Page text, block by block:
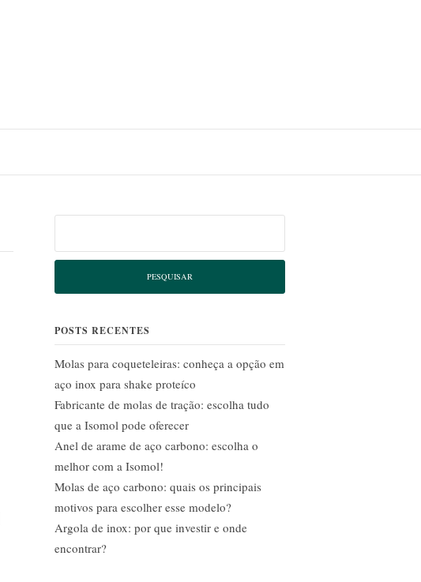
POSTS RECENTES
Molas para coqueteleiras: conheça a opção em
aço inox para shake proteíco
Fabricante de molas de tração: escolha tudo
que a Isomol pode oferecer
Anel de arame de aço carbono: escolha o
melhor com a Isomol!
Molas de aço carbono: quais os principais
motivos para escolher esse modelo?
Argola de inox: por que investir e onde
encontrar?